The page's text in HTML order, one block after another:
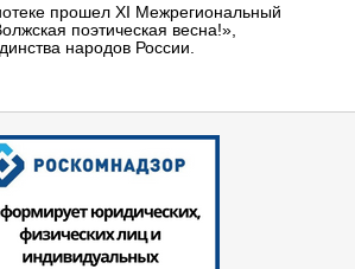
прошел XI Межрегиональный
поэтическая весна!»,
народов России.